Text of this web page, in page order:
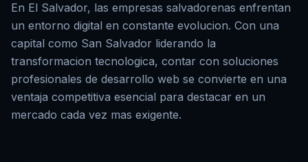
En El Salvador, las empresas salvadorenas enfrentan
un entorno digital en constante evolucion. Con una
capital como San Salvador liderando la
transformacion tecnologica, contar con soluciones
profesionales de desarrollo web se convierte en una
ventaja competitiva esencial para destacar en un
mercado cada vez mas exigente.